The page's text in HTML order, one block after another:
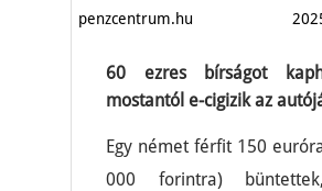
penzcentrum.hu
60 ezres bírságot
mostantól e-cigizik az
Egy német férfit 150
000 forintra)